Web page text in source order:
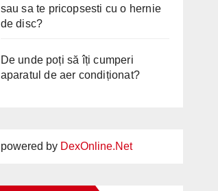
sau sa te pricopsesti cu o hernie
de disc?
De unde poți să îți cumperi
aparatul de aer condiționat?
powered by DexOnline.Net